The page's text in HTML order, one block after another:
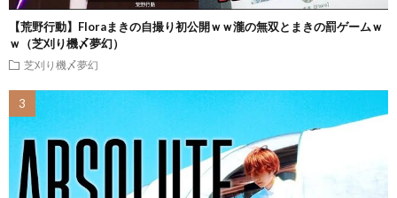
【荒野行動】Floraまきの自撮り初公開ｗｗ瀧の無双とまきの罰ゲームｗ
ｗ（芝刈り機〆夢幻）
芝刈り機〆夢幻